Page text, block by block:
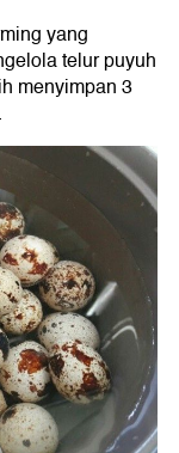
yang
telur puyuh
menyimpan 3